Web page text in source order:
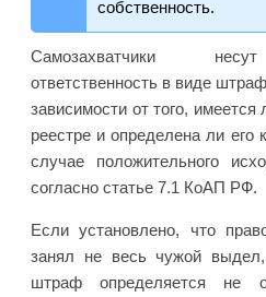
собственность.
Самозахватчики
ответственность в виде
зависимости от того, имеется
реестре и определена ли его
случае положительного
согласно статье 7.1 КоАП РФ.
Если установлено, что
занял не весь чужой
штраф определяется не